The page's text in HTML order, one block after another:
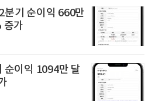
분기 순이익 660만
증가
순이익 1094만 달